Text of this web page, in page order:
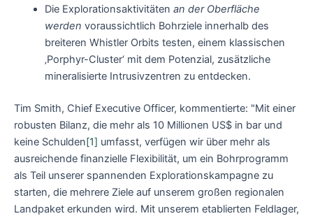
Die Explorationsaktivitäten an der Oberfläche
werden voraussichtlich Bohrziele innerhalb des
breiteren Whistler Orbits testen, einem klassischen
‚Porphyr-Cluster‘ mit dem Potenzial, zusätzliche
mineralisierte Intrusivzentren zu entdecken.
Tim Smith, Chief Executive Officer, kommentierte: "Mit einer
robusten Bilanz, die mehr als 10 Millionen US$ in bar und
keine Schulden[1] umfasst, verfügen wir über mehr als
ausreichende finanzielle Flexibilität, um ein Bohrprogramm
als Teil unserer spannenden Explorationskampagne zu
starten, die mehrere Ziele auf unserem großen regionalen
Landpaket erkunden wird. Mit unserem etablierten Feldlager,